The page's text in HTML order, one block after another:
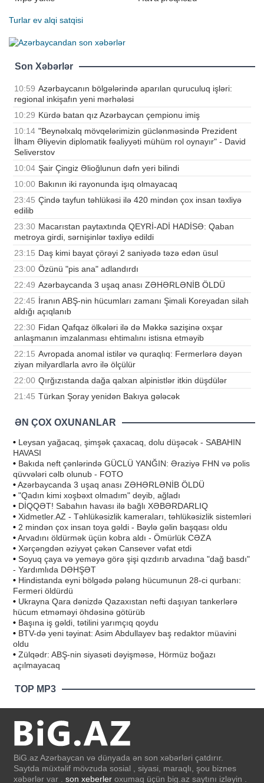
Turlar ev alqi satqisi
Son Xəbərlər
10:59 Azərbaycanın bölgələrində aparılan quruculuq işləri:
regional inkişafın yeni mərhələsi
10:29 Kürdə batan qız Azərbaycan çempionu imiş
10:14 "Beynəlxalq mövqelərimizin güclənməsində Prezident
İlham Əliyevin diplomatik fəaliyyəti mühüm rol oynayır" - David
Seliverstov
10:04 Şair Çingiz Əlioğlunun dəfn yeri bilindi
10:00 Bakının iki rayonunda işıq olmayacaq
23:45 Çində tayfun təhlükəsi ilə 420 mindən çox insan təxliyə
edilib
23:30 Macarıstan paytaxtında QEYRİ-ADİ HADİSƏ: Qaban
metroya girdi, sərnişinlər təxliyə edildi
23:15 Daş kimi bayat çörəyi 2 saniyədə təzə edən üsul
23:00 Özünü "pis ana" adlandırdı
22:49 Azərbaycanda 3 uşaq anası ZƏHƏRLƏNİB ÖLDÜ
22:45 İranın ABŞ-nin hücumları zamanı Şimali Koreyadan silah
aldığı açıqlanıb
22:30 Fidan Qafqaz ölkələri ilə də Məkkə sazişinə oxşar
anlaşmanın imzalanması ehtimalını istisna etməyib
22:15 Avropada anomal istilər və quraqlıq: Fermerlərə dəyən
ziyan milyardlarla avro ilə ölçülür
22:00 Qırğızıstanda dağa qalxan alpinistlər itkin düşdülər
21:45 Türkan Şoray yenidən Bakıya gələcək
ƏN ÇOX OXUNANLAR
• Leysan yağacaq, şimşək çaxacaq, dolu düşəcək - SABAHIN
HAVASI
• Bakıda neft çənlərində GÜCLÜ YANĞIN: Əraziyə FHN və polis
qüvvələri cəlb olunub - FOTO
•Azərbaycanda 3 uşaq anası ZƏHƏRLƏNİB ÖLDÜ
• "Qadın kimi xoşbəxt olmadım" deyib, ağladı
• DİQQƏT! Sabahın havası ilə bağlı XƏBƏRDARLIQ
• Xidmetler.AZ - Təhlükəsizlik kameraları, təhlükəsizlik sistemləri
• 2 mindən çox insan toya gəldi - Bəylə gəlin başqası oldu
•Arvadını öldürmək üçün kobra aldı - Ömürlük CƏZA
• Xərçəngdən əziyyət çəkən Cansever vəfat etdi
• Soyuq çaya və yeməyə görə şişi qızdırıb arvadına "dağ basdı"
- Yardımlıda DƏHŞƏT
• Hindistanda eyni bölgədə pələng hücumunun 28-ci qurbanı:
Fermeri öldürdü
• Ukrayna Qara dənizdə Qazaxıstan nefti daşıyan tankerlərə
hücum etməməyi öhdəsinə götürüb
• Başına iş gəldi, tətilini yarımçıq qoydu
• BTV-də yeni təyinat: Asim Abdullayev baş redaktor müavini
oldu
• Zülqədr: ABŞ-nin siyasəti dəyişməsə, Hörmüz boğazı
açılmayacaq
TOP MP3
BiG.az Azərbaycan və dünyada ən son xəbərləri çatdırır.
Saytda müxtəlif mövzuda sosial , siyasi, maraqlı, şou biznes
xəbərlər var . son xeberler oxumaq üçün big.az saytını izləyin .